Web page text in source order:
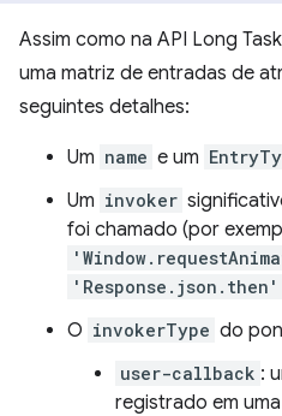
Assim como na API Long
uma matriz de entradas de
seguintes detalhes:
Um name e um
Um invoker
foi chamado (por
'Response.json.then'
O invokerType do
user-callback :
registrado em